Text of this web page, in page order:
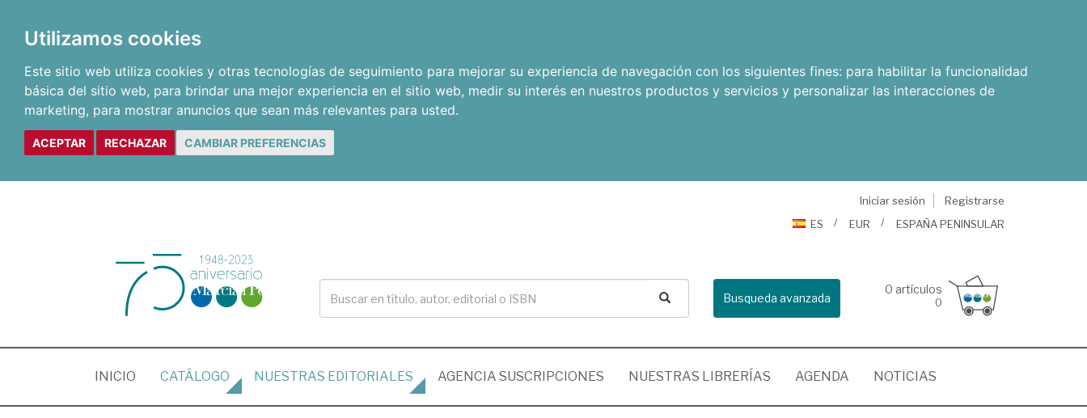
Utilizamos cookies
Este sitio web utiliza cookies y otras tecnologías de seguimiento para mejorar su experiencia de navegación con los siguientes fines: para habilitar la funcionalidad
básica del sitio web, para brindar una mejor experiencia en el sitio web, medir su interés en nuestros productos y servicios y personalizar las interacciones de
marketing, para mostrar anuncios que sean más relevantes para usted.
ACEPTAR RECHAZAR CAMBIAR PREFERENCIAS
Iniciar sesión
Registrarse
ES
EUR ESPAÑA PENINSULAR
Busqueda avanzada
0 artículos
0
INICIO (CURRENT)
CATÁLOGO NUESTRAS EDITORIALES AGENCIA SUSCRIPCIONES NUESTRAS LIBRERÍAS AGENDA NOTICIAS